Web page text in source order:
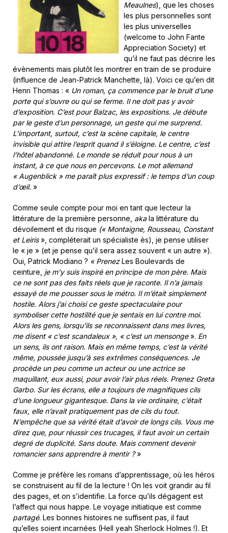
Meaulnes), que les choses
les plus personnelles sont
les plus universelles
(welcome to John Fante
Appreciation Society) et
qu’il ne faut pas décrire les
évènements mais plutôt les montrer en train de se produire
(influence de Jean-Patrick Manchette, là). Voici ce qu’en dit
Henri Thomas : « Un roman, ça commence par le bruit d’une
porte qui s’ouvre ou qui se ferme. Il ne doit pas y avoir
d’exposition. C’est pour Balzac, les expositions. Je débute
par le geste d’un personnage, un geste qui me surprend.
L’important, surtout, c’est la scène capitale, le centre
invisible qui attire l’esprit quand il s’éloigne. Le centre, c’est
l’hôtel abandonné. Le monde se réduit pour nous à un
instant, à ce que nous en percevons. Le mot allemand
« Augenblick » me paraît plus expressif : le temps d’un coup
d’œil. »
Comme seule compte pour moi en tant que lecteur la
littérature de la première personne, akala littérature du
dévoilement et du risque (« Montaigne, Rousseau, Constant
et Leiris», compléterait un spécialiste ès), je pense utiliser
le « je » (et je pense qu’il sera assez souvent « un autre »).
Oui, Patrick Modiano ? « PrenezLes Boulevards de
ceinture, je m’y suis inspiré en principe de mon père. Mais
ce ne sont pas des faits réels que je raconte. Il n’a jamais
essayé de me pousser sous le métro. Il m’était simplement
hostile. Alors j’ai choisi ce geste spectaculaire pour
symboliser cette hostilité que je sentais en lui contre moi.
Alors les gens, lorsqu’ils se reconnaissent dans mes livres,
me disent « c’est scandaleux », « c’est un mensonge». En
un sens, ils ont raison. Mais en même temps, c’est la vérité
même, poussée jusqu’à ses extrêmes conséquences. Je
procède un peu comme un acteur ou une actrice se
maquillant, eux aussi, pour avoir l’air plus réels. Prenez Greta
Garbo. Sur les écrans, elle a toujours de magnifiques cils
d’une longueur gigantesque. Dans la vie ordinaire, c’était
faux, elle n’avait pratiquement pas de cils du tout.
N’empêche que sa vérité était d’avoir de longs cils. Vous me
direz que, pour réussir ces trucages, il faut avoir un certain
degré de duplicité. Sans doute. Mais comment devenir
romancier sans apprendre à mentir ?»
Comme je préfère les romans d’apprentissage, où les héros
se construisent au fil de la lecture ! On les voit grandir au fil
des pages, et on s’identifie. La force qu’ils dégagent est
l’affect qui nous happe. Le voyage initiatique est comme
partagé. Les bonnes histoires ne suffisent pas, il faut
qu’elles soient incarnées (Hell yeah Sherlock Holmes !). Et